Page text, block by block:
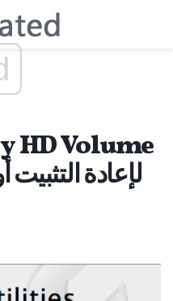
لإعادة